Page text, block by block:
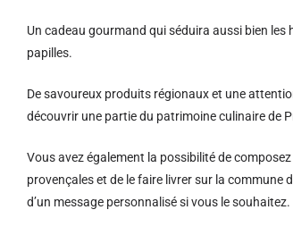
Un cadeau gourmand qui séduira aussi bien
papilles.
De savoureux produits régionaux et une
découvrir une partie du patrimoine culinaire de
Vous avez également la possibilité de
provençales et de le faire livrer sur la commune
d’un message personnalisé si vous le souhaitez.